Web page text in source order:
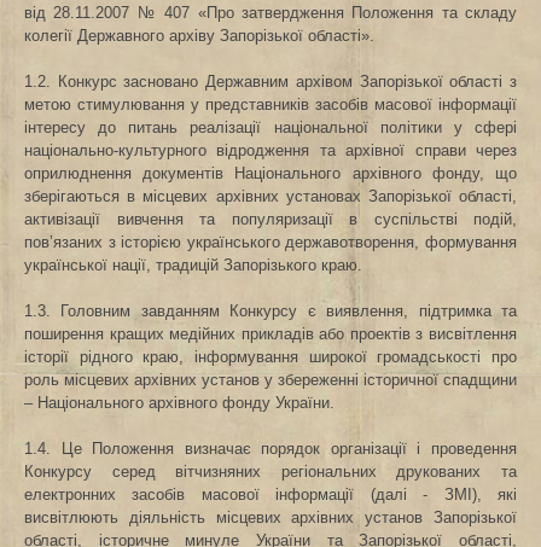
від 28.11.2007 № 407 «Про затвердження Положення та складу
колегії Державного архіву Запорізької області».
1.2. Конкурс засновано Державним архівом Запорізької області з
метою стимулювання у представників засобів масової інформації
інтересу до питань реалізації національної політики у сфері
національно-культурного відродження та архівної справи через
оприлюднення документів Національного архівного фонду, що
зберігаються в місцевих архівних установах Запорізької області,
активізації вивчення та популяризації в суспільстві подій,
пов’язаних з історією українського державотворення, формування
української нації, традицій Запорізького краю.
1.3. Головним завданням Конкурсу є виявлення, підтримка та
поширення кращих медійних прикладів або проектів з висвітлення
історії рідного краю, інформування широкої громадськості про
роль місцевих архівних установ у збереженні історичної спадщини
– Національного архівного фонду України.
1.4. Це Положення визначає порядок організації і проведення
Конкурсу серед вітчизняних регіональних друкованих та
електронних засобів масової інформації (далі ‑ ЗМІ), які
висвітлюють діяльність місцевих архівних установ Запорізької
області, історичне минуле України та Запорізької області,